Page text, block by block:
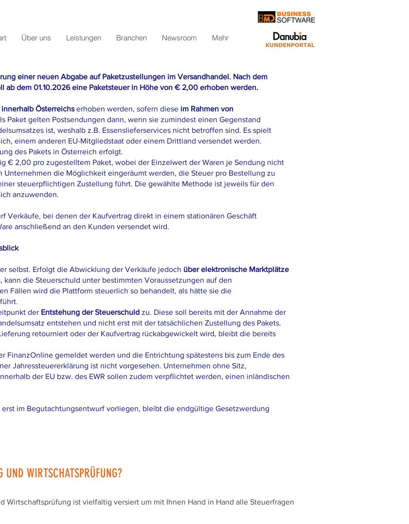
Über uns Leistungen Branchen Newsroom Mehr
einer neuen Abgabe auf Paketzustellungen im Versandhandel. Nach dem
ab dem 01.10.2026 eine Paketsteuer in Höhe von € 2,00 erhoben werden.
Österreichserhoben werden, sofern diese im Rahmen von
Paket gelten Postsendungen dann, wenn sie zumindest einen Gegenstand
ist, weshalb z.B. Essenslieferservices nicht betroffen sind. Es spielt
einem anderen EU-Mitgliedstaat oder einem Drittland versendet werden.
des Pakets in Österreich erfolgt.
€ 2,00 pro zugestelltem Paket, wobei der Einzelwert der Waren je Sendung nicht
die Möglichkeit eingeräumt werden, die Steuer pro Bestellung zu
steuerpflichtigen Zustellung führt. Die gewählte Methode ist jeweils für den
anzuwenden.
Verkäufe, bei denen der Kaufvertrag direkt in einem stationären Geschäft
anschließend an den Kunden versendet wird.
selbst. Erfolgt die Abwicklung der Verkäufe jedoch über elektronische Marktplätze
, kann die Steuerschuld unter bestimmten Voraussetzungen auf den
Fällen wird die Plattform steuerlich so behandelt, als hätte sie die
der Entstehung der Steuerschuld zu. Diese soll bereits mit der Annahme der
entstehen und nicht erst mit der tatsächlichen Zustellung des Pakets.
retourniert oder der Kaufvertrag rückabgewickelt wird, bleibt die bereits
FinanzOnline gemeldet werden und die Entrichtung spätestens bis zum Ende des
Jahressteuererklärung ist nicht vorgesehen. Unternehmen ohne Sitz,
der EU bzw. des EWR sollen zudem verpflichtet werden, einen inländischen
im Begutachtungsentwurf vorliegen, bleibt die endgültige Gesetzwerdung
WIRTSCHATSPRÜFUNG?
Wirtschaftsprüfung ist vielfaltig versiert um mit Ihnen Hand in Hand alle Steuerfragen